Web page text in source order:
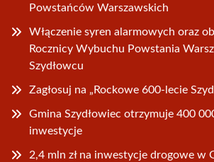
Powstańców Warszawskich
Włączenie syren alarmowych oraz
Rocznicy Wybuchu Powstania
Szydłowcu
Zagłosuj na „Rockowe 600-lecie
Gmina Szydłowiec otrzymuje 400
inwestycje
2,4 mln zł na inwestycje drogowe w